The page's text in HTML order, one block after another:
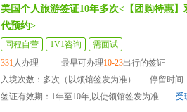
美国个人旅游签证10年多次<【团购特惠
代预约>
同程自营 1V1咨询
需面试
331人办理 最早可办理10-23出行的签证
入境次数：多次（以领馆签发为准）
停留时间
签证有效期：1年至10年,以使领馆签发为准
受